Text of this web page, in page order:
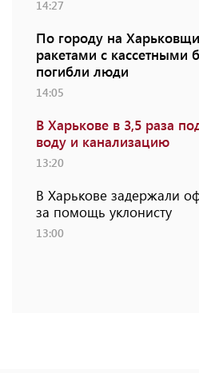
14:27
По городу на
ракетами с кассетными
погибли люди
14:05
В Харькове в 3,5 раза
воду и канализацию
13:20
В Харькове задержали
за помощь уклонисту
13:00